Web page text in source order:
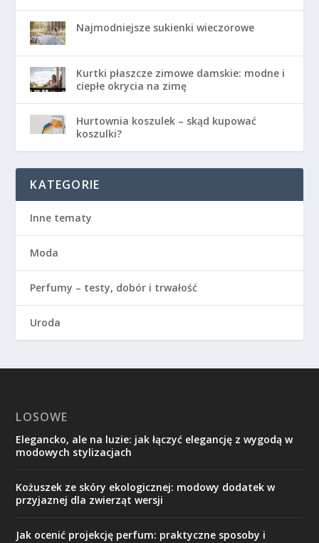
Najmodniejsze sukienki wieczorowe
Kurtki płaszcze zimowe damskie: modne i
ciepłe okrycia na zimę
Hurtownia koszulek – skąd kupować
koszulki?
KATEGORIE
Inne tematy
Moda
Perfumy – testy, dobór i trwałość
Uroda
LOSOWE
Elegancko, ale na luzie: jak łączyć elegancję z wygodą w
modowych stylizacjach
Kożuszek ze skóry ekologicznej: modowy dodatek w
przyjaznej dla zwierząt wersji
Jak ocenić projekcję perfum: praktyczne sposoby i